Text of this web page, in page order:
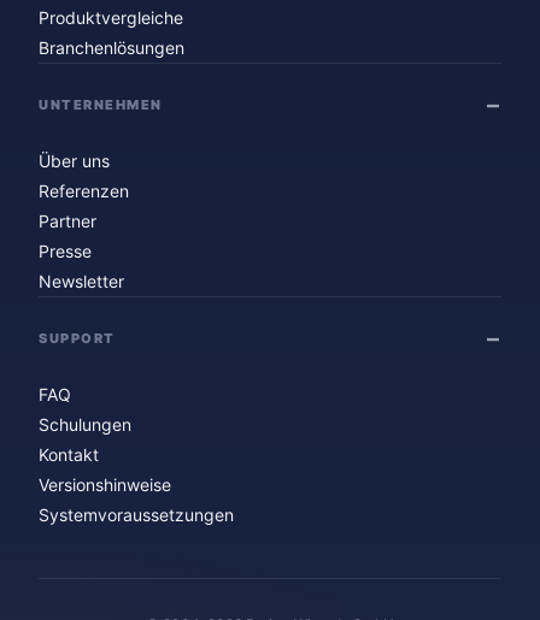
Produktvergleiche
Branchenlösungen
UNTERNEHMEN
Über uns
Referenzen
Partner
Presse
Newsletter
SUPPORT
FAQ
Schulungen
Kontakt
Versionshinweise
Systemvoraussetzungen